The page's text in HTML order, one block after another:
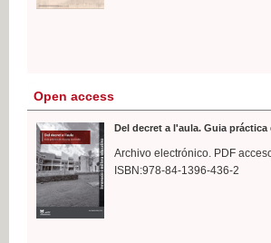
Open access
Del decret a l'aula. Guia
Archivo electrónico. PDF
ISBN:978-84-1396-436-2